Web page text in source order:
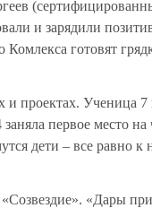
и зарядили
Комлекса готовят
проектах. Ученица 7
первое место
дети – все равно к
«Дары